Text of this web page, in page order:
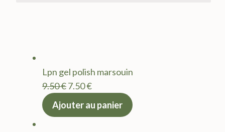
Lpn gel polish marsouin
9.50€Le
prix
7.50€Le
actuel
Ajouter au panier